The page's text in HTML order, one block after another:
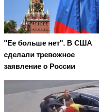
"Ее больше нет". В США
сделали тревожное
заявление о России